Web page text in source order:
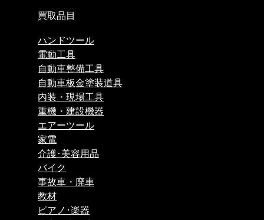
買取品目
ハンドツール
電動工具
自動車整備工具
自動車板金塗装道具
内装・現場工具
重機・建設機器
エアーツール
家電
介護･美容用品
バイク
事故車・廃車
教材
ピアノ･楽器